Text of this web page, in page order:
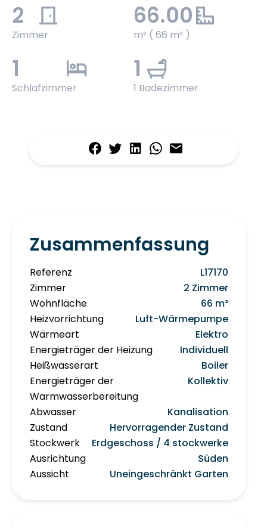
2
Zimmer
66.00
m² ( 66 m² )
1
Schlafzimmer
1
1 Badezimmer
Zusammenfassung
Referenz
L17170
Zimmer
2 Zimmer
Wohnfläche
66 m²
Heizvorrichtung
Luft-Wärmepumpe
Wärmeart
Elektro
Energieträger der Heizung
Individuell
Heißwasserart
Boiler
Energieträger der
Warmwasserbereitung
Kollektiv
Abwasser
Kanalisation
Zustand
Hervorragender Zustand
Stockwerk
Erdgeschoss / 4 stockwerke
Ausrichtung
Süden
Aussicht
Uneingeschränkt Garten